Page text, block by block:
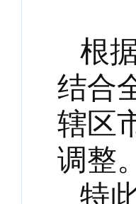
根
结合
辖区
调整。
特